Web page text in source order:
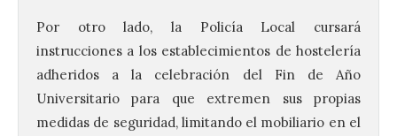
Por otro lado, la Policía Local cursará
instrucciones a los establecimientos de hostelería
adheridos a la celebración del Fin de Año
Universitario para que extremen sus propias
medidas de seguridad, limitando el mobiliario en el